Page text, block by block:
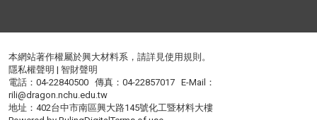
本網站著作權屬於興大材料系，請詳見使用規則 。
隱私權聲明 |智財聲明
電話：04-22840500 傳真：04-22857017 E-Mail：
rili@dragon.nchu.edu.tw
地址：402台中市南區興大路145號化工暨材料大樓